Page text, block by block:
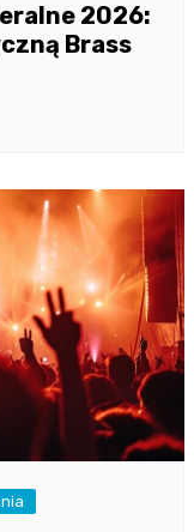
2026:
Brass